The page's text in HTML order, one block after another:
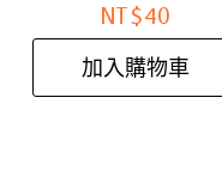
NT$40
加入購物車